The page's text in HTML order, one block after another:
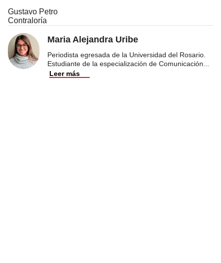
Gustavo Petro
Contraloría
Maria Alejandra Uribe
Periodista egresada de la Universidad del Rosario.
Estudiante de la especialización de Comunicación
Leer más